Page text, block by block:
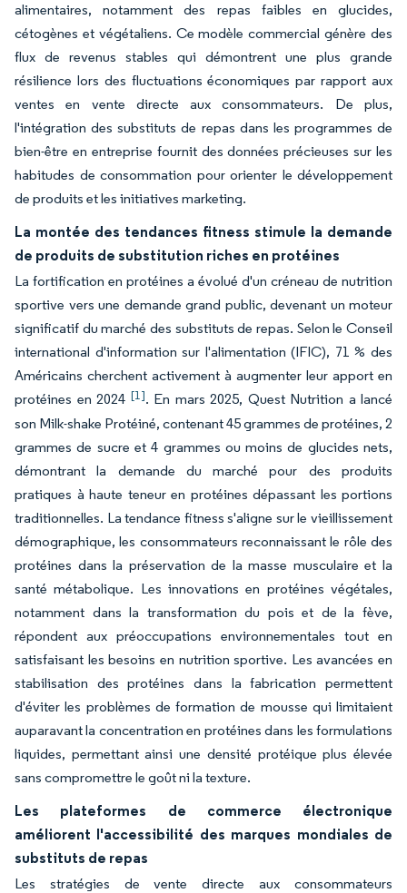
alimentaires, notamment des repas faibles en glucides,
cétogènes et végétaliens. Ce modèle commercial génère des
flux de revenus stables qui démontrent une plus grande
résilience lors des fluctuations économiques par rapport aux
ventes en vente directe aux consommateurs. De plus,
l'intégration des substituts de repas dans les programmes de
bien-être en entreprise fournit des données précieuses sur les
habitudes de consommation pour orienter le développement
de produits et les initiatives marketing.
La montée des tendances fitness stimule la demande
de produits de substitution riches en protéines
La fortification en protéines a évolué d'un créneau de nutrition
sportive vers une demande grand public, devenant un moteur
significatif du marché des substituts de repas. Selon le Conseil
international d'information sur l'alimentation (IFIC), 71 % des
Américains cherchent activement à augmenter leur apport en
protéines en 2024 [1]. En mars 2025, Quest Nutrition a lancé
son Milk-shake Protéiné, contenant 45 grammes de protéines, 2
grammes de sucre et 4 grammes ou moins de glucides nets,
démontrant la demande du marché pour des produits
pratiques à haute teneur en protéines dépassant les portions
traditionnelles. La tendance fitness s'aligne sur le vieillissement
démographique, les consommateurs reconnaissant le rôle des
protéines dans la préservation de la masse musculaire et la
santé métabolique. Les innovations en protéines végétales,
notamment dans la transformation du pois et de la fève,
répondent aux préoccupations environnementales tout en
satisfaisant les besoins en nutrition sportive. Les avancées en
stabilisation des protéines dans la fabrication permettent
d'éviter les problèmes de formation de mousse qui limitaient
auparavant la concentration en protéines dans les formulations
liquides, permettant ainsi une densité protéique plus élevée
sans compromettre le goût ni la texture.
Les plateformes de commerce électronique
améliorent l'accessibilité des marques mondiales de
substituts de repas
Les stratégies de vente directe aux consommateurs